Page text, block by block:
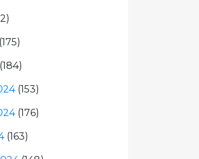
(175)
(184)
(153)
(176)
(163)